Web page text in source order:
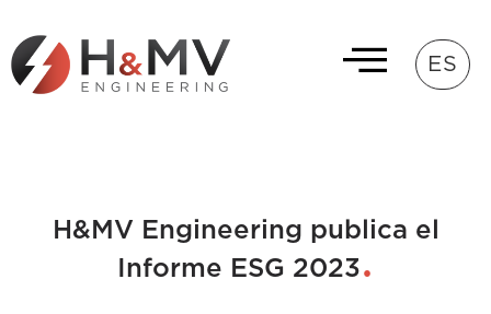
ES
H&MV Engineering publica el
Informe ESG 2023